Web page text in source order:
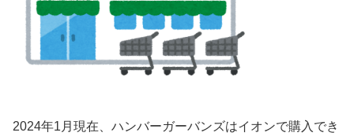
2024年1月現在、ハンバーガーバンズはイオンで購入でき